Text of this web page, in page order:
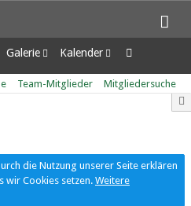
Galerie
Alben
Bilder
Kalender
Wochenansicht
Tagesansicht
Team-Mitglieder Mitgliedersuche
die Nutzung unserer Seite erklären
wir Cookies setzen. Weitere